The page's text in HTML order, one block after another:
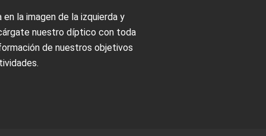
en la imagen de la izquierda y
nuestro díptico con toda
de nuestros objetivos